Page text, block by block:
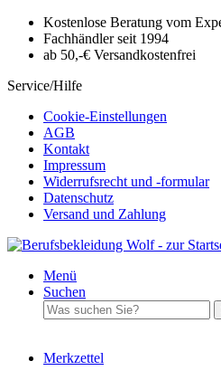
Kostenlose Beratung vom
Fachhändler seit 1994
ab 50,-€ Versandkostenfrei
Service/Hilfe
Cookie-Einstellungen
AGB
Kontakt
Impressum
Widerrufsrecht und -formular
Datenschutz
Versand und Zahlung
Menü
Suchen
Merkzettel